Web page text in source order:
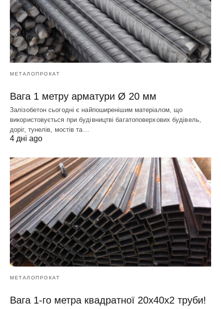
МЕТАЛОПРОКАТ
Вага 1 метру арматури Ø 20 мм
Залізобетон сьогодні є найпоширенішим матеріалом, що
використовується при будівництві багатоповерхових будівель,
доріг, тунелів, мостів та…
4 дні ago
МЕТАЛОПРОКАТ
Вага 1-го метра квадратної 20х40х2 труби!